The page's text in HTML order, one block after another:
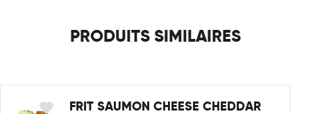
PRODUITS SIMILAIRES
FRIT SAUMON CHEESE CHEDDAR